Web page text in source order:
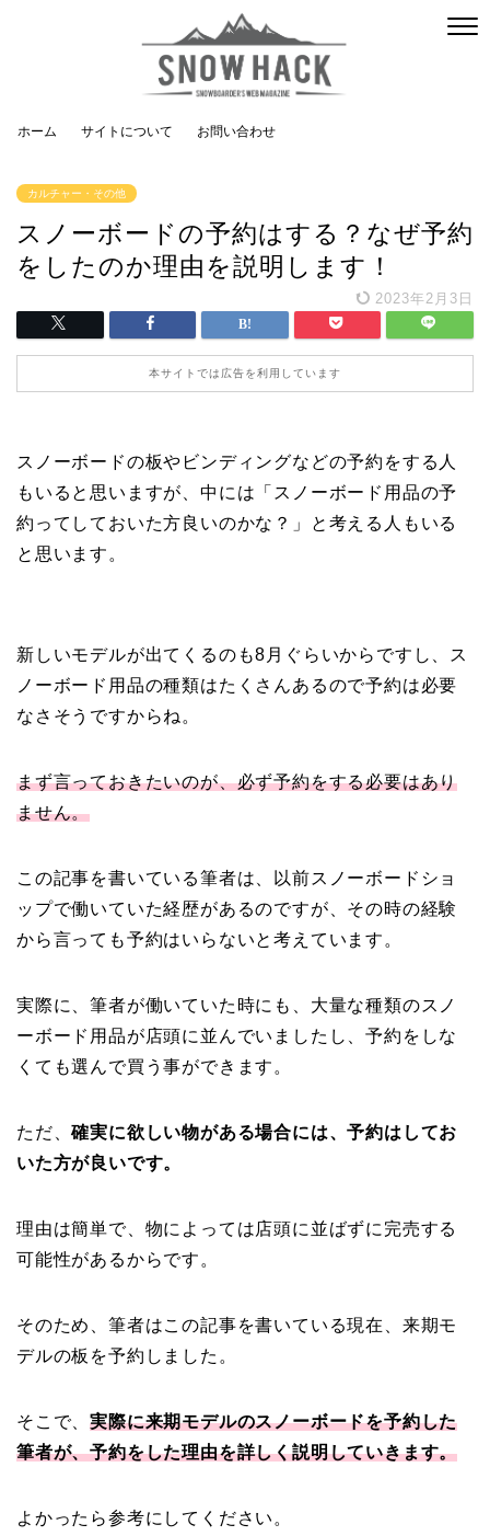
ホーム サイトについて お問い合わせ
カルチャー・その他
スノーボードの予約はする？なぜ予約
をしたのか理由を説明します！
2023年2月3日
本サイトでは広告を利用しています
スノーボードの板やビンディングなどの予約をする人
もいると思いますが、中には「スノーボード用品の予
約ってしておいた方良いのかな？」と考える人もいる
と思います。
新しいモデルが出てくるのも8月ぐらいからですし、ス
ノーボード用品の種類はたくさんあるので予約は必要
なさそうですからね。
まず言っておきたいのが、必ず予約をする必要はあり
ません。
この記事を書いている筆者は、以前スノーボードショ
ップで働いていた経歴があるのですが、その時の経験
から言っても予約はいらないと考えています。
実際に、筆者が働いていた時にも、大量な種類のスノ
ーボード用品が店頭に並んでいましたし、予約をしな
くても選んで買う事ができます。
ただ、確実に欲しい物がある場合には、予約はしてお
いた方が良いです。
理由は簡単で、物によっては店頭に並ばずに完売する
可能性があるからです。
そのため、筆者はこの記事を書いている現在、来期モ
デルの板を予約しました。
そこで、実際に来期モデルのスノーボードを予約した
筆者が、予約をした理由を詳しく説明していきます。
よかったら参考にしてください。